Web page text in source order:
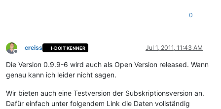
0
Offline
creiss I-DOIT KENNER Jul 1, 2011, 11:43 AM
Die Version 0.9.9-6 wird auch als Open Version released. Wann
genau kann ich leider nicht sagen.
Wir bieten auch eine Testversion der Subskriptionsversion an.
Dafür einfach unter folgendem Link die Daten vollständig